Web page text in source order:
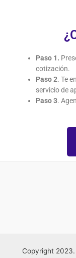
Paso 1.
cotización.
Paso 2. Te
servicio de
Paso 3.
Copyright